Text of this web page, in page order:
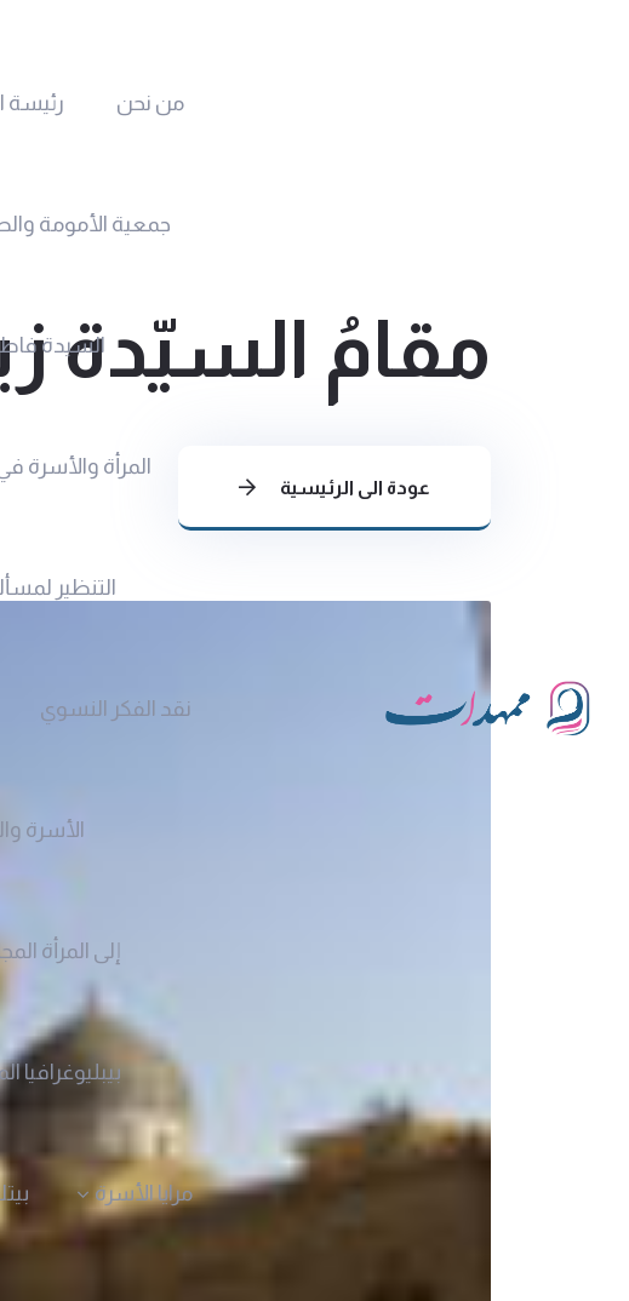
من نحن رئيسة
جمعية الأمومة
السيدة
المرأة والأسرة
التنظير
نقد الفكر النسوي
الأسرة
إلى المرأة
بيبليوغرافيا
مرايا الأسرة
مقامُ السيّدة
عودة الى الرئيسية